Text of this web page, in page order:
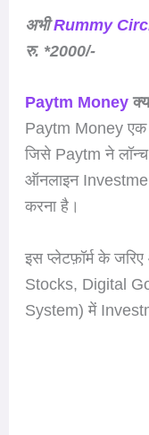
अभीRummy
रु. *2000/-
Paytm Money
Paytm Money एक
जिसे Paytm ने लॉन्च
ऑनलाइन
करना है।
इस प्लेटफ़ॉर्म के
Stocks, Digital
System) में